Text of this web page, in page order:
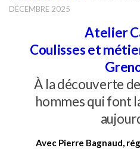
DÉCEMBRE 2025
Atelier
Coulisses et
À la découverte
hommes qui font
Avec Pierre Bagnaud,